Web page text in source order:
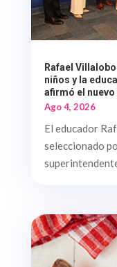
Rafael
niños y la
afirmó el
Ago 4, 2026
El educador
seleccionado